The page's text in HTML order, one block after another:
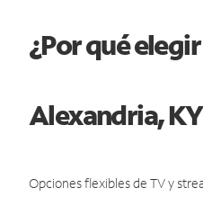
¿Por qué
Alexandria,
Opciones flexibles de TV y